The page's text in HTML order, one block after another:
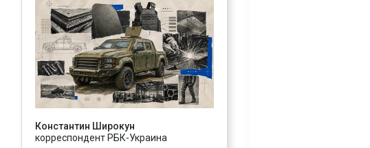
Константин Широкун
корреспондент РБК-Украина